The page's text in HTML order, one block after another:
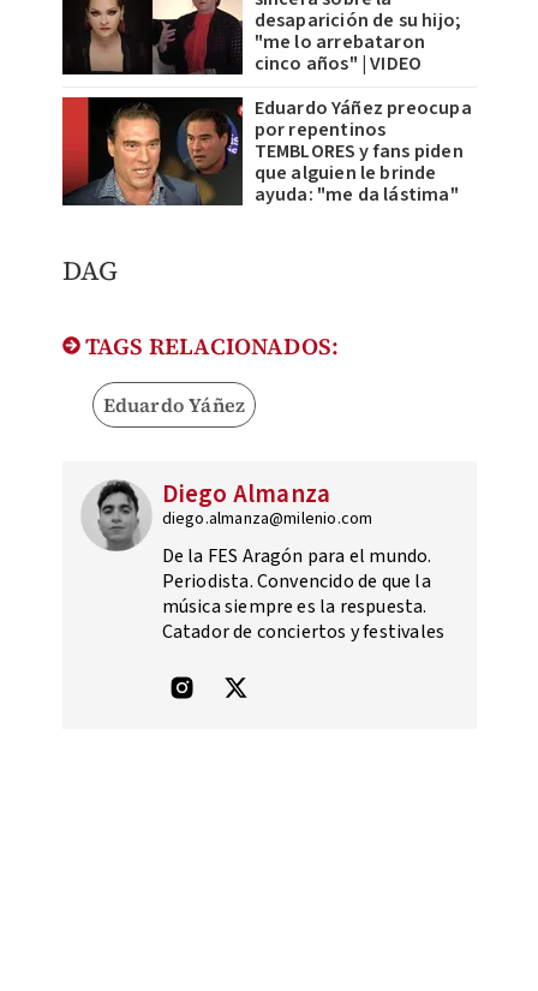
desaparición de su hijo;
"me lo arrebataron
cinco años" | VIDEO
Eduardo Yáñez preocupa
por repentinos
TEMBLORES y fans piden
que alguien le brinde
ayuda: "me da lástima"
DAG
TAGS RELACIONADOS:
Eduardo Yáñez
Diego Almanza
diego.almanza@milenio.com
De la FES Aragón para el mundo.
Periodista. Convencido de que la
música siempre es la respuesta.
Catador de conciertos y festivales